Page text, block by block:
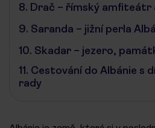
8. Drač – římský amfiteátr
9. Saranda – jižní perla
10. Skadar – jezero,
11. Cestování do Albánie s
rady